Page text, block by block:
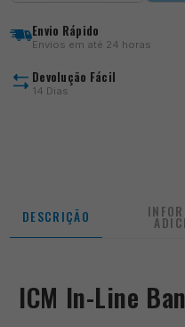
Line
Banjo
Feeders
Envio Rápido
Envios em até 24 horas
Devolução Fácil
14 Dias
DESCRIÇÃO
ICM In-Line